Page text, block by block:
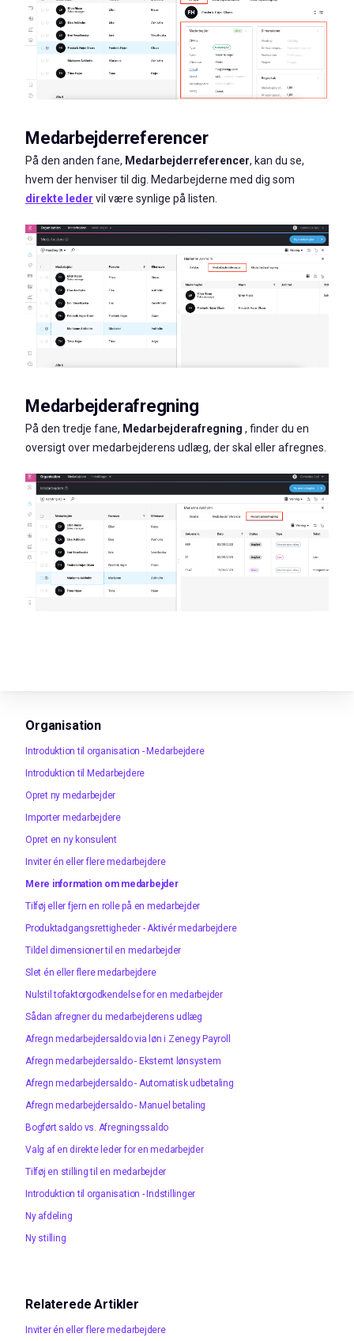
Medarbejderreferencer
På den anden fane, Medarbejderreferencer, kan du se,
hvem der henviser til dig. Medarbejderne med dig som
direkte leder vil være synlige på listen.
Medarbejderafregning
På den tredje fane, Medarbejderafregning , finder du en
oversigt over medarbejderens udlæg, der skal eller afregnes.
Organisation
Introduktion til organisation - Medarbejdere
Introduktion til Medarbejdere
Opret ny medarbejder
Importer medarbejdere
Opret en ny konsulent
Inviter én eller flere medarbejdere
Mere information om medarbejder
Tilføj eller fjern en rolle på en medarbejder
Produktadgangsrettigheder - Aktivér medarbejdere
Tildel dimensioner til en medarbejder
Slet én eller flere medarbejdere
Nulstil tofaktorgodkendelse for en medarbejder
Sådan afregner du medarbejderens udlæg
Afregn medarbejdersaldo via løn i Zenegy Payroll
Afregn medarbejdersaldo - Eksternt lønsystem
Afregn medarbejdersaldo - Automatisk udbetaling
Afregn medarbejdersaldo - Manuel betaling
Bogført saldo vs. Afregningssaldo
Valg af en direkte leder for en medarbejder
Tilføj en stilling til en medarbejder
Introduktion til organisation - Indstillinger
Ny afdeling
Ny stilling
Relaterede Artikler
Inviter én eller flere medarbejdere